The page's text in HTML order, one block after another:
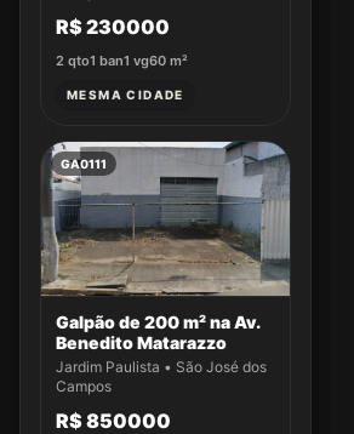
R$ 230000
2 qto1 ban1 vg60 m²
MESMA CIDADE
GA0111
Galpão de 200 m² na Av.
Benedito Matarazzo
Jardim Paulista • São José dos
Campos
R$ 850000